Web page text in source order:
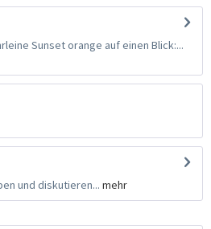
Sunset orange auf einen Blick:...
und diskutieren... mehr